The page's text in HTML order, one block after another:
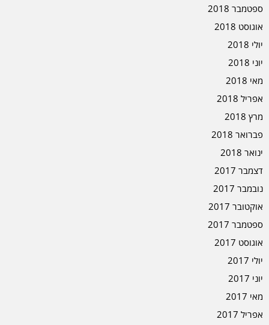
ספטמבר 2018
אוגוסט 2018
יולי 2018
יוני 2018
מאי 2018
אפריל 2018
מרץ 2018
פברואר 2018
ינואר 2018
דצמבר 2017
נובמבר 2017
אוקטובר 2017
ספטמבר 2017
אוגוסט 2017
יולי 2017
יוני 2017
מאי 2017
אפריל 2017